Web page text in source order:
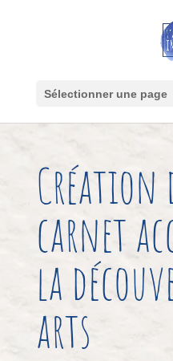
Sélectionner une page
Création
carnet
la
arts